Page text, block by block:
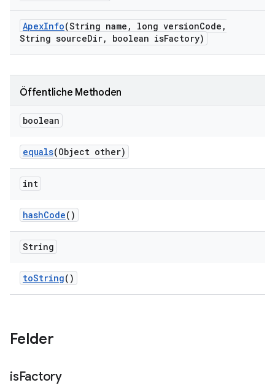
ApexInfo(String name , long versionCode ,
String sourceDir, boolean isFactory)
Öffentliche Methoden
boolean
equals(Object other)
int
hashCode()
String
toString()
Felder
isFactory